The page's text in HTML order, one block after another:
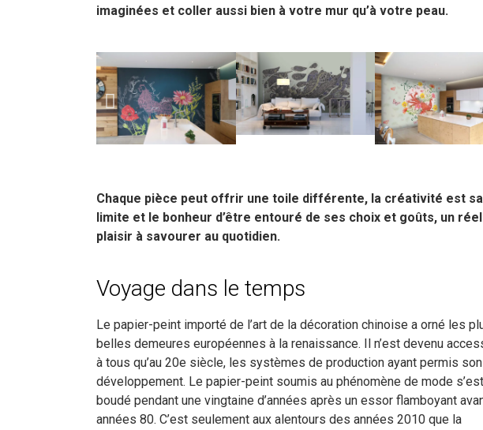
imaginées et coller aussi bien à votre mur qu’à votre peau.
Chaque pièce peut offrir une toile différente, la créativité est
limite et le bonheur d’être entouré de ses choix et goûts, un réel
plaisir à savourer au quotidien.
Voyage dans le temps
Le papier-peint importé de l’art de la décoration chinoise a orné les
belles demeures européennes à la renaissance. Il n’est devenu
à tous qu’au 20e siècle, les systèmes de production ayant permis son
développement. Le papier-peint soumis au phénomène de mode
boudé pendant une vingtaine d’années après un essor flamboyant
années 80. C’est seulement aux alentours des années 2010 que la